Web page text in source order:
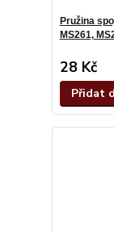
Pružina
MS261,
28 Kč
Přidat